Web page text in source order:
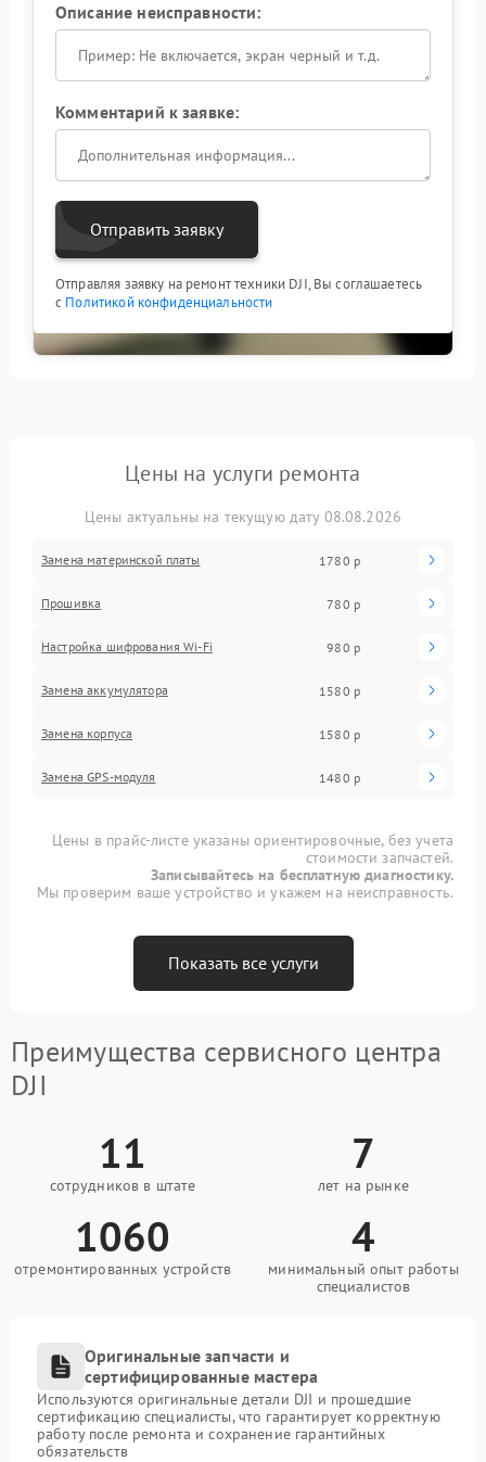
Описание неисправности:
Комментарий к заявке:
Отправить заявку
Отправляя заявку на ремонт техники DJI, Вы соглашаетесь
с Политикой конфиденциальности
Цены на услуги ремонта
Цены актуальны на текущую дату 08.08.2026
Замена материнской платы 1780 р
Прошивка 780 р
Настройка шифрования Wi-Fi 980 р
Замена аккумулятора 1580 р
Замена корпуса 1580 р
Замена GPS-модуля 1480 р
Цены в прайс-листе указаны ориентировочные, без учета
стоимости запчастей.
Записывайтесь на бесплатную диагностику.
Мы проверим ваше устройство и укажем на неисправность.
Показать все услуги
Преимущества сервисного центра
DJI
11
сотрудников в штате
7
лет на рынке
1060
отремонтированных устройств
4
минимальный опыт работы
специалистов
Оригинальные запчасти и
сертифицированные мастера
Используются оригинальные детали DJI и прошедшие
сертификацию специалисты, что гарантирует корректную
работу после ремонта и сохранение гарантийных
обязательств